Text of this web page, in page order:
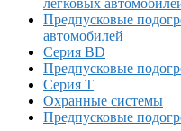
легковых
Предпусковые
автомобилей
Серия BD
Предпусковые
Серия T
Охранные системы
Предпусковые